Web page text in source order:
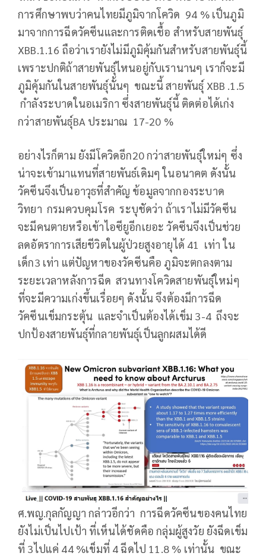
การศึกษาพบว่าคนไทยมีภูมิจากโควิด 94 % เป็นภูมิ
มาจากการฉีดวัคซีนและการติดเชื้อ สำหรับสายพันธุ์
XBB.1.16 ถือว่าเรายังไม่มีภูมิคุ้มกันสำหรับสายพันธุ์นี้
เพราะปกติถ้าสายพันธุ์ไหนอยู่กับเรานานๆ เราก็จะมี
ภูมิคุ้มกันในสายพันธุ์นั้นๆ ขณะนี้ สายพันธุ์ XBB .1.5
กำลังระบาดในอเมริกา ซึ่งสายพันธุ์นี้ ติดต่อได้เก่ง
กว่าสายพันธุ์BA ประมาณ 17-20 %
อย่างไรก็ตาม ยังมีโควิดอีก20 กว่าสายพันธุ์ใหม่ๆ ซึ่ง
น่าจะเข้ามาแทนที่สายพันธ์เดิมๆ ในอนาคต ดังนั้น
วัคซีนจึงเป็นอาวุธที่สำคัญ ข้อมูลจากกองระบาด
วิทยา กรมควบคุมโรค ระบุชัดว่า ถ้าเราไม่มีวัคซีน
จะมีคนตายหรือเข้าไอซียูอีกเยอะ วัคซีนจึงเป็นช่วย
ลดอัตราการเสียชีวิตในผู้ป่วยสูงอายุได้ 41 เท่า ใน
เด็ก3 เท่า แต่ปัญหาของวัคซีนคือ ภูมิจะตกลงตาม
ระยะเวลาหลังการฉีด สวนทางโควิดสายพันธุ์ใหม่ๆ
ที่จะมีความเก่งขึ้นเรื่อยๆ ดังนั้น จึงต้องมีการฉีด
วัคซีนเข็มกระตุ้น และจำเป็นต้องได้เข็ม 3-4 ถึงจะ
ปกป้องสายพันธุ์ที่กลายพันธุ์เป็นลูกผสมได้ดี
ศ.พญ.กุลกัญญา กล่าวอีกว่า การฉีดวัคซีนของคนไทย
ยังไม่เป็นไปเป้า ที่เห็นได้ชัดคือ กลุ่มผู้สูงวัย ยังฉีดเข็ม
ที่ 3ไปแค่ 44 %เข็มที่ 4 ฉีดไป 11.8 % เท่านั้น ขณะ